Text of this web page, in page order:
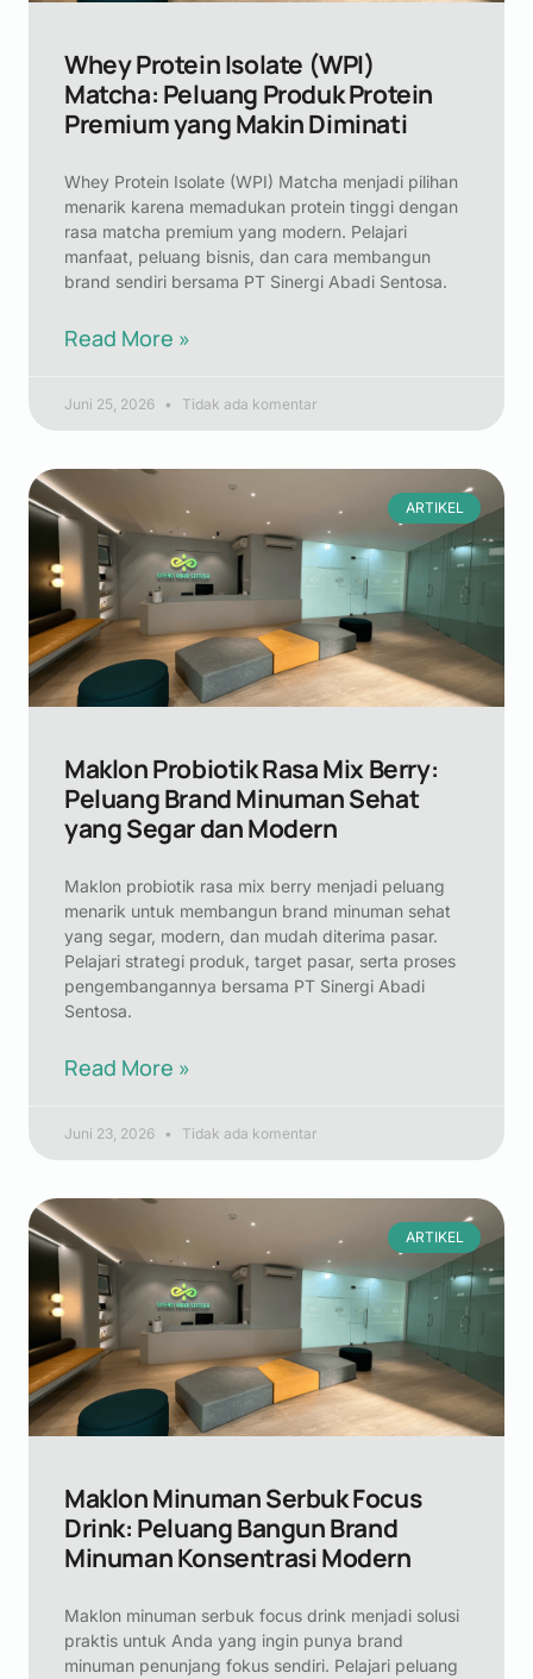
Whey Protein Isolate (WPI)
Matcha: Peluang Produk Protein
Premium yang Makin Diminati
Whey Protein Isolate (WPI) Matcha menjadi pilihan
menarik karena memadukan protein tinggi dengan
rasa matcha premium yang modern. Pelajari
manfaat, peluang bisnis, dan cara membangun
brand sendiri bersama PT Sinergi Abadi Sentosa.
Read More »
Juni 25, 2026 Tidak ada komentar
ARTIKEL
Maklon Probiotik Rasa Mix Berry:
Peluang Brand Minuman Sehat
yang Segar dan Modern
Maklon probiotik rasa mix berry menjadi peluang
menarik untuk membangun brand minuman sehat
yang segar, modern, dan mudah diterima pasar.
Pelajari strategi produk, target pasar, serta proses
pengembangannya bersama PT Sinergi Abadi
Sentosa.
Read More »
Juni 23, 2026 Tidak ada komentar
ARTIKEL
Maklon Minuman Serbuk Focus
Drink: Peluang Bangun Brand
Minuman Konsentrasi Modern
Maklon minuman serbuk focus drink menjadi solusi
praktis untuk Anda yang ingin punya brand
minuman penunjang fokus sendiri. Pelajari peluang